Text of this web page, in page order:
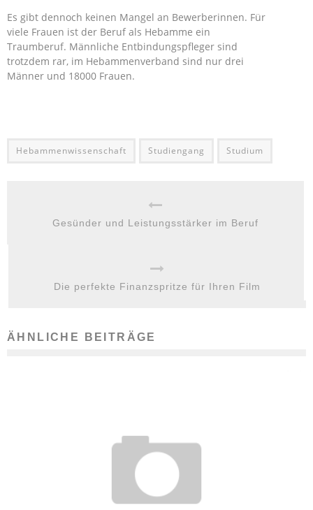
Es gibt dennoch keinen Mangel an Bewerberinnen. Für
viele Frauen ist der Beruf als Hebamme ein
Traumberuf. Männliche Entbindungspfleger sind
trotzdem rar, im Hebammenverband sind nur drei
Männer und 18000 Frauen.
Hebammenwissenschaft Studiengang Studium
Gesünder und Leistungsstärker im Beruf
Die perfekte Finanzspritze für Ihren Film
ÄHNLICHE BEITRÄGE